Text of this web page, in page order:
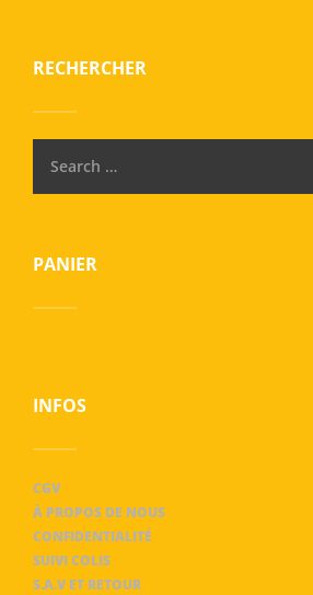
RECHERCHER
PANIER
INFOS
CGV
À PROPOS DE NOUS
CONFIDENTIALITÉ
SUIVI COLIS
S.A.V ET RETOUR